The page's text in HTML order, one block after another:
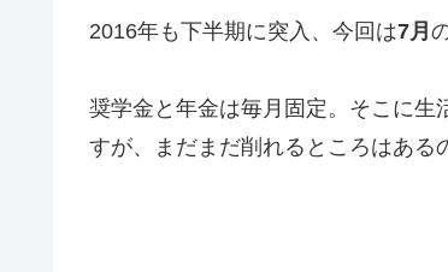
2016年も下半期に突入、今回は7月
奨学金と年金は毎月固定。そこに
すが、まだまだ削れるところはある